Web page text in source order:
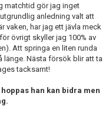
matchtid gör jag inget
anledning valt att
vaken, har jag ett jävla meck
övrigt skyller jag 100% av
Att springa en liten runda
länge. Nästa försök blir att ta
tacksamt!
han kan bidra men